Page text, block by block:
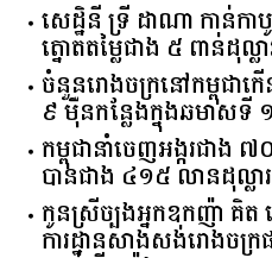
សេដ្ឋិនី ទ្រី ដាណា កាន់ក
ត្នោតតម្លៃជាង ៥ ពាន់ដុល្លា
ចំនួន​រោងចក្រ​នៅ​កម្ពុជា​កើ
៩​ ​ម៉ឺន​កន្លែង​ក្នុង​ឆមាស​ទី
កម្ពុជានាំចេញអង្ករជា
បានជាង ៤១៥ លានដុល្លា
កូនស្រីច្បងអ្នកឧកញ៉ា គិត
ការដ្ឋានសាងសង់រោងចក្